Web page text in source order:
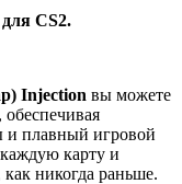
CS2.
Injection вы можете
и плавный игровой
карту и
никогда раньше.